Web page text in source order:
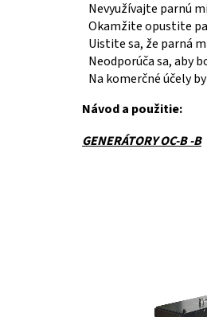
Nevyužívajte parnú
Okamžite opustite
Uistite sa, že parná
Neodporúča sa, aby
Na komerčné účely
Návod a použitie:
GENERÁTORY OC-B -B